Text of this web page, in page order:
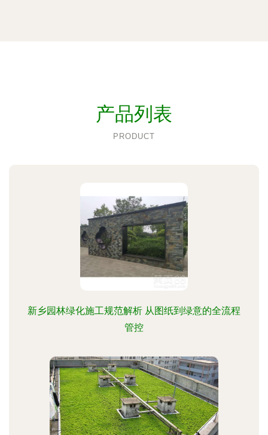
产品列表
PRODUCT
新乡园林绿化施工规范解析 从图纸到绿意的全流程
管控